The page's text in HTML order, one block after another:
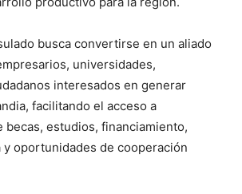
busca convertirse en un aliado
universidades,
interesados en generar
facilitando el acceso a
becas, estudios, financiamiento,
oportunidades de cooperación